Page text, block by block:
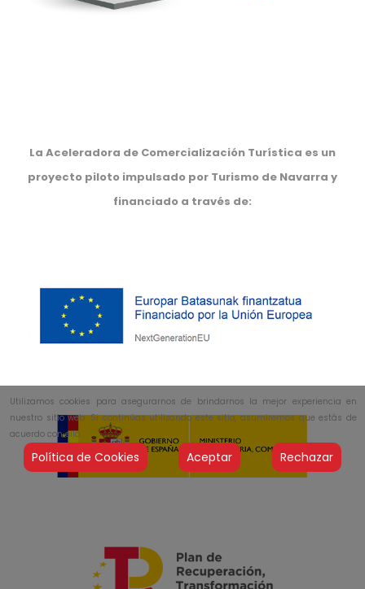
La Aceleradora de Comercialización Turística es un
proyecto piloto impulsado por Turismo de Navarra y
financiado a través de:
Utilizamos cookies para asegurarnos de brindarnos la mejor experiencia en
nuestro sitio web. Si continúas utilizando este sitio, asumiremos que estás de
acuerdo con ello.
Política de Cookies Aceptar Rechazar